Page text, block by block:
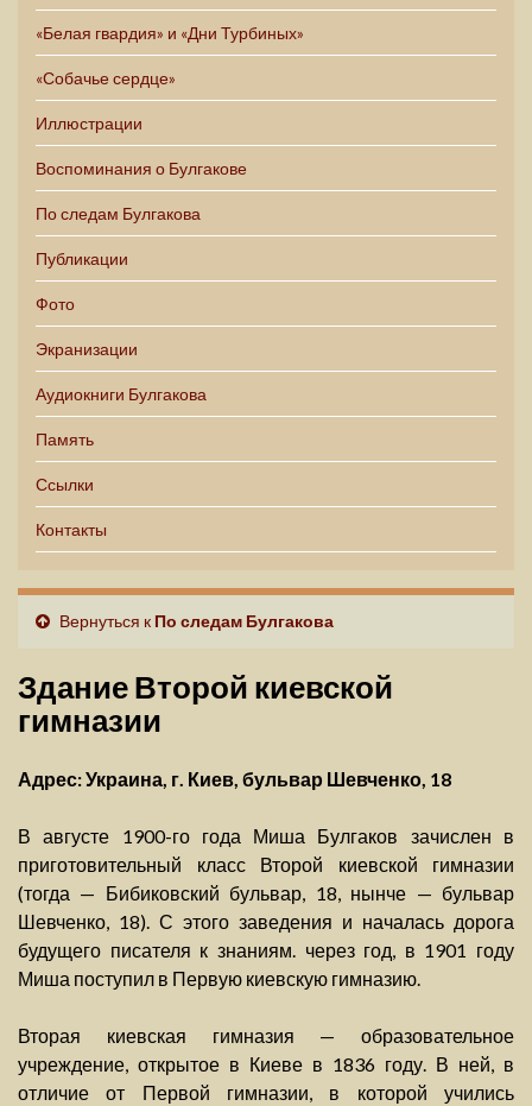
«Белая гвардия» и «Дни Турбиных»
«Собачье сердце»
Иллюстрации
Воспоминания о Булгакове
По следам Булгакова
Публикации
Фото
Экранизации
Аудиокниги Булгакова
Память
Ссылки
Контакты
Вернуться к По следам Булгакова
Здание Второй киевской
гимназии
Адрес: Украина, г. Киев, бульвар Шевченко, 18
В августе 1900-го года Миша Булгаков зачислен в
приготовительный класс Второй киевской гимназии
(тогда — Бибиковский бульвар, 18, нынче — бульвар
Шевченко, 18). С этого заведения и началась дорога
будущего писателя к знаниям. через год, в 1901 году
Миша поступил в Первую киевскую гимназию.
Вторая киевская гимназия — образовательное
учреждение, открытое в Киеве в 1836 году. В ней, в
отличие от Первой гимназии, в которой учились